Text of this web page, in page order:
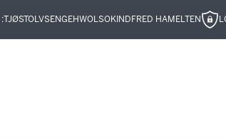
: TJØSTOLVSENGEHWOL SOKIND FRED HAMELTEN